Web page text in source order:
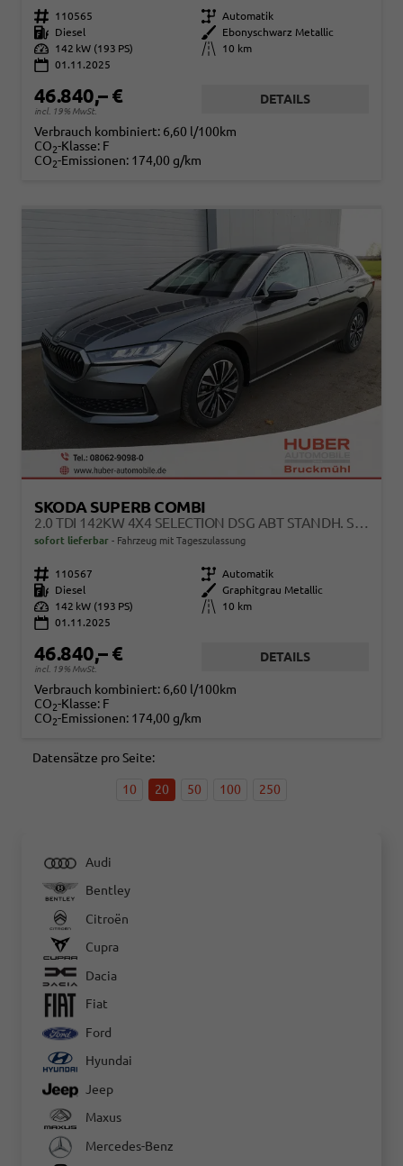
Fahrzeugnr. 110565 Getriebe Automatik
Kraftstoff
Diesel Außenfarbe
Ebonyschwarz Metallic
Leistung
142 kW (193 PS) Kilometerstand
10 km
01.11.2025
46.840,– €
incl. 19% MwSt.
DETAILS
Verbrauch kombiniert: 6,60 l/100km
CO2-Klasse: F
CO2-Emissionen: 174,00 g/km
SKODA SUPERB COMBI
2.0 TDI 142KW 4X4 SELECTION DSG ABT STANDH. SOUND AHK 360 HEAD UP PANO
sofort lieferbar Fahrzeug mit Tageszulassung
Fahrzeugnr. 110567 Getriebe Automatik
Kraftstoff
Diesel Außenfarbe
Graphitgrau Metallic
Leistung
142 kW (193 PS) Kilometerstand
10 km
01.11.2025
46.840,– €
incl. 19% MwSt.
DETAILS
Verbrauch kombiniert: 6,60 l/100km
CO2-Klasse: F
CO2-Emissionen: 174,00 g/km
Datensätze pro Seite:
10 20 50 100 250
Audi
Bentley
Citroën
Cupra
Dacia
Fiat
Ford
Hyundai
Jeep
Maxus
Mercedes-Benz